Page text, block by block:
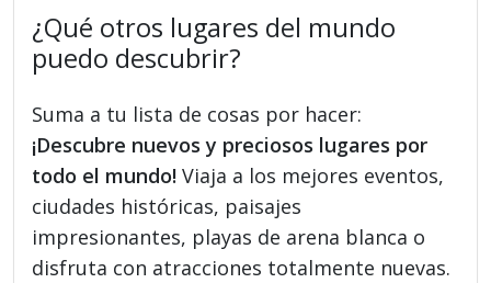
¿Qué otros lugares del mundo
puedo descubrir?
Suma a tu lista de cosas por hacer:
¡Descubre nuevos y preciosos lugares por
todo el mundo! Viaja a los mejores eventos,
ciudades históricas, paisajes
impresionantes, playas de arena blanca o
disfruta con atracciones totalmente nuevas.